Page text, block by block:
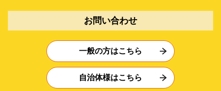
お問い合わせ
一般の方はこちら
自治体様はこちら